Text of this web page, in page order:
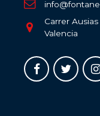
Carrer
Valencia